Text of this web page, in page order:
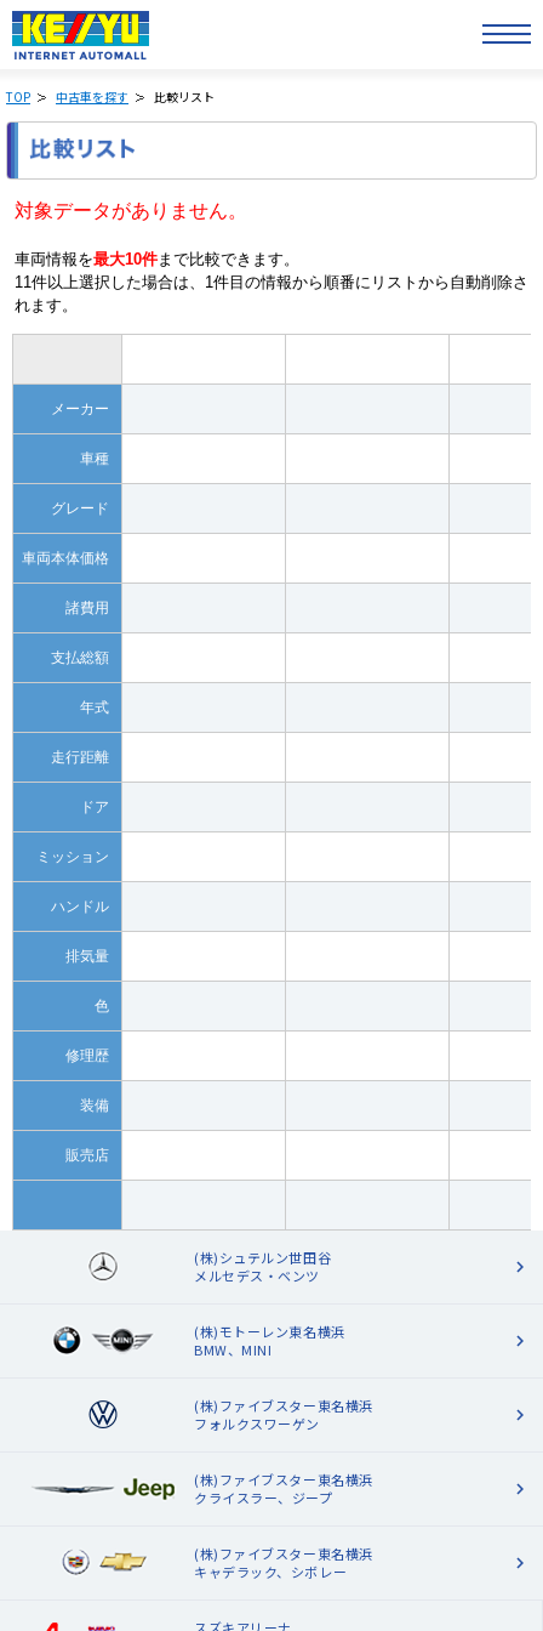
TOP 中古車を探す 比較リスト
対象データがありません。
車両情報を最大10件まで比較できます。
11件以上選択した場合は、1件目の情報から順番にリストから自動削除さ
れます。
メーカー
車種
グレード
車両本体価格
諸費用
支払総額
年式
走行距離
ドア
ミッション
ハンドル
排気量
色
修理歴
装備
販売店
(株)シュテルン世田谷
メルセデス・ベンツ
(株)モトーレン東名横浜
BMW、MINI
(株)ファイブスター東名横浜
フォルクスワーゲン
(株)ファイブスター東名横浜
クライスラー、ジープ
(株)ファイブスター東名横浜
キャデラック、シボレー